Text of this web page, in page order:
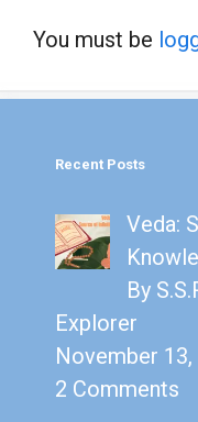
You must be
Recent Posts
Veda:
By
Explorer
November 13,
2 Comments